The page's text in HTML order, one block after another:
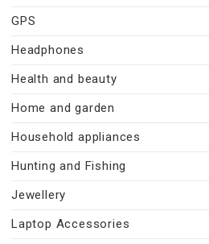
GPS
Headphones
Health and beauty
Home and garden
Household appliances
Hunting and Fishing
Jewellery
Laptop Accessories